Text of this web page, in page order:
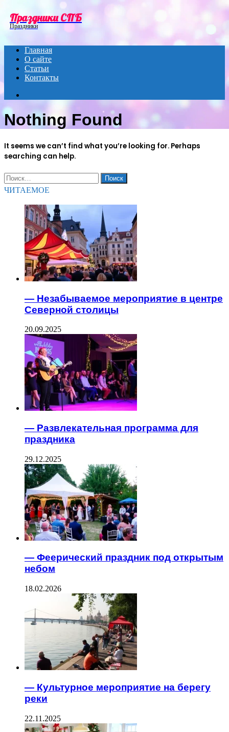
Праздники СПБ
Праздники
Главная
О сайте
Статьи
Контакты
Nothing Found
It seems we can’t find what you’re looking for. Perhaps
searching can help.
Найти:
ЧИТАЕМОЕ
— Незабываемое мероприятие в центре
Северной столицы
20.09.2025
— Развлекательная программа для
праздника
29.12.2025
— Феерический праздник под открытым
небом
18.02.2026
— Культурное мероприятие на берегу
реки
22.11.2025